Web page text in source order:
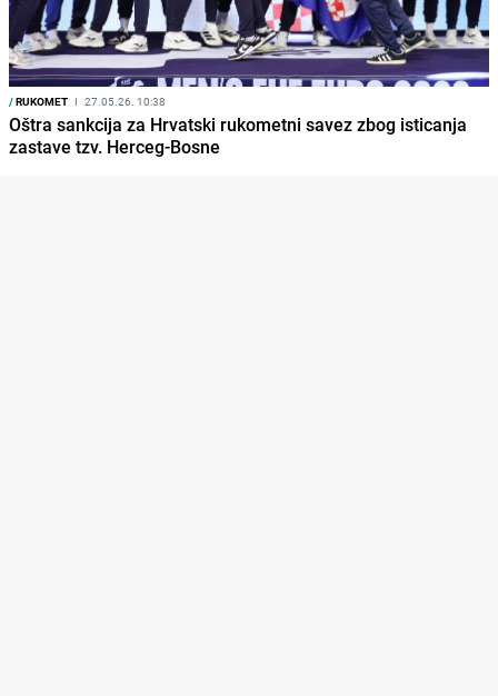
/RUKOMET I 27.05.26. 10:38
Oštra sankcija za Hrvatski rukometni savez zbog isticanja
zastave tzv. Herceg-Bosne